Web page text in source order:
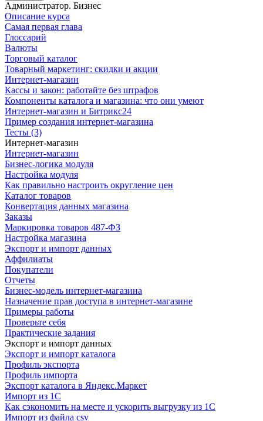
Администратор. Бизнес
Описание курса
Самая первая глава
Глоссарий
Валюты
Торговый каталог
Товарный маркетинг: скидки и акции
Интернет-магазин
Кассы и закон: работайте без штрафов
Компоненты каталога и магазина: что они умеют
Интернет-магазин и Битрикс24
Пример создания интернет-магазина
Тесты (3)
Интернет-магазин
Интернет-магазин
Бизнес-логика модуля
Настройка модуля
Как правильно настроить округление цен
Каталог товаров
Конвертация данных магазина
Заказы
Маркировка товаров 487-ФЗ
Настройка магазина
Экспорт и импорт данных
Аффилиаты
Покупатели
Отчеты
Бизнес-модель интернет-магазина
Назначение прав доступа в интернет-магазине
Примеры работы
Проверьте себя
Практические задания
Экспорт и импорт данных
Экспорт и импорт каталога
Профиль экспорта
Профиль импорта
Экспорт каталога в Яндекс.Маркет
Импорт из 1С
Как сэкономить на месте и ускорить выгрузку из 1С
Импорт из файла csv